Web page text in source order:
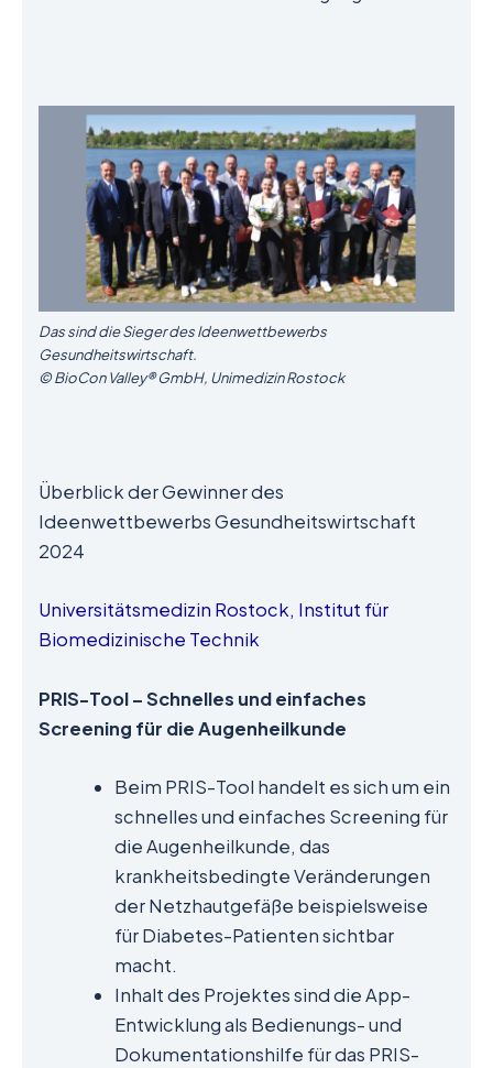
Das sind die Sieger des Ideenwettbewerbs
Gesundheitswirtschaft.
© BioCon Valley® GmbH, Unimedizin Rostock
Überblick der Gewinner des
Ideenwettbewerbs Gesundheitswirtschaft
2024
Universitätsmedizin Rostock, Institut für
Biomedizinische Technik
PRIS-Tool –Schnelles und einfaches
Screening für die Augenheilkunde
Beim PRIS-Tool handelt es sich um ein
schnelles und einfaches Screening für
die Augenheilkunde, das
krankheitsbedingte Veränderungen
der Netzhautgefäße beispielsweise
für Diabetes-Patienten sichtbar
macht.
Inhalt des Projektes sind die App-
Entwicklung als Bedienungs- und
Dokumentationshilfe für das PRIS-